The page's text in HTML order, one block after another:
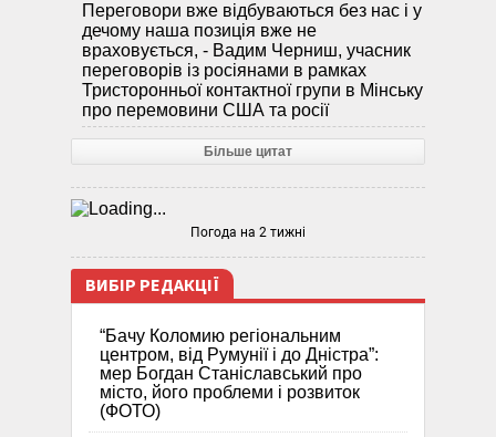
Переговори вже відбуваються без нас і у
дечому наша позиція вже не
враховується, - Вадим Черниш, учасник
переговорів із росіянами в рамках
Тристоронньої контактної групи в Мінську
про перемовини США та росії
Більше цитат
Погода на 2 тижні
ВИБІР РЕДАКЦІЇ
“Бачу Коломию регіональним
центром, від Румунії і до Дністра”:
мер Богдан Станіславський про
місто, його проблеми і розвиток
(ФОТО)